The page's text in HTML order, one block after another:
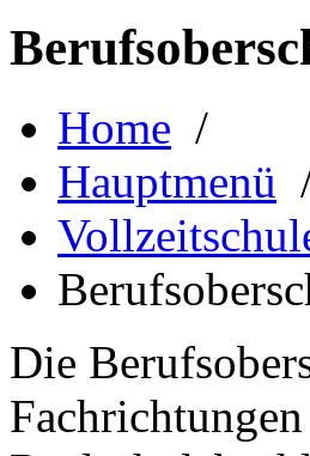
Home /
Hauptmenü
Die